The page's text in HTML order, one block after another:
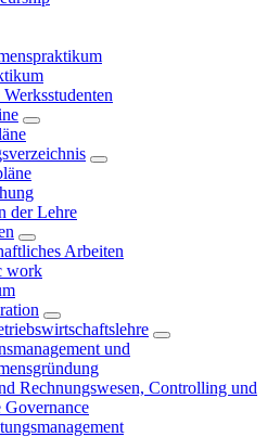
der Lehre
Arbeiten
work
und
Rechnungswesen, Controlling und
Governance